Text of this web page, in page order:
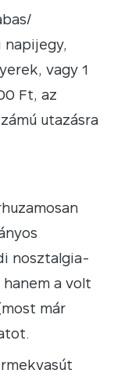
napijegy,
vagy 1
Ft, az
utazásra
nosztalgia-
a volt
már